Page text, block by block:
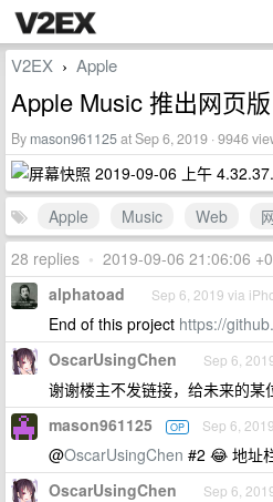
V2EX › Apple
Apple Music 推出网页版
By mason961125at Sep 6, 2019 · 9946
Apple Music Web
28 replies • 2019-09-06 21:06:06
alphatoad Sep 6, 2019 via
End of this project https://
OscarUsingChen Sep 6,
谢谢楼主不发链接，给未来的
mason961125 OP Sep 6, 2019
@OscarUsingChen #2 😂 地址
OscarUsingChen Sep 6,